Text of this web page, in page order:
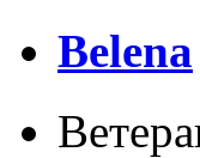
Belena